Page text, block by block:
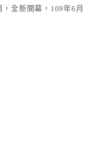
，全新開幕，109年6月